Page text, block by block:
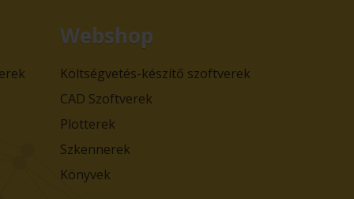
Webshop
Költségvetés-készítő szoftverek
CAD Szoftverek
Plotterek
Szkennerek
Könyvek